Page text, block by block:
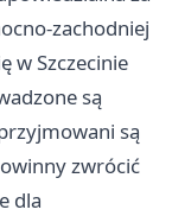
zachodniej
w Szczecinie
są
są
zwrócić
dla